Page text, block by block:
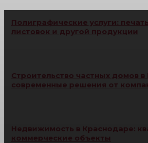
Полиграфические услуги:
листовок и другой продукции
Строительство частных домов в
современные решения от
Недвижимость в Краснодаре:
коммерческие объекты